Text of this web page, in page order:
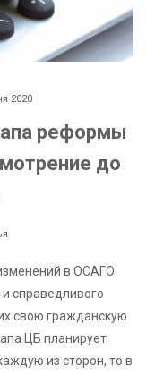
2020
реформы
до
в ОСАГО
справедливого
свою гражданскую
ЦБ планирует
из сторон, то в